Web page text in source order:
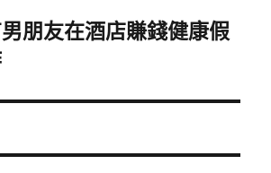
朋友在酒店賺錢健康假